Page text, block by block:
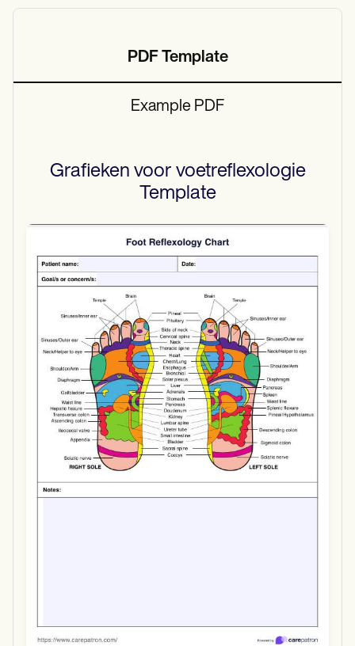
PDF Template
Example PDF
Grafieken voor voetreflexologie
Template
Use Template
Download